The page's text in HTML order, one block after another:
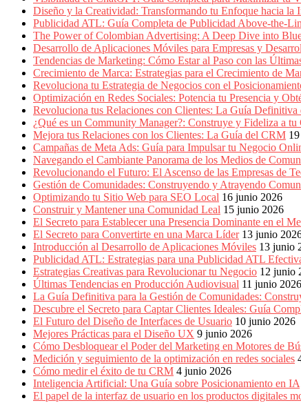
Artículos,
Gente,
Contenidos
Calidad,
Eventos
Marketing,
Mercadotecnia,
Eventos
Publicitarios,
Colecciónes,
Marcas,
Insigns,
Radio,
Creatividad,
SEO,
SEM,
Free
Press,
RRPP,
Spots,
Comerciales,
Periodismo,
Revistas,
Magazines
ATL,
BTL,
Periódicos
Diseño y la Creatividad: Transformando tu Enfoque hacia la
Publicidad ATL: Guía Completa de Publicidad Above-the-
The Power of Colombian Advertising: A Deep Dive into
Desarrollo de Aplicaciones Móviles para Empresas y
Tendencias de Marketing: Cómo Estar al Paso con las
Crecimiento de Marca: Estrategias para el Crecimiento de
Revoluciona tu Estrategia de Negocios con el
Optimización en Redes Sociales: Potencia tu Presencia y
Revoluciona tus Relaciones con Clientes: La Guía
¿Qué es un Community Manager?: Construye y Fideliza a
Mejora tus Relaciones con los Clientes: La Guía del CRM
Campañas de Meta Ads: Guía para Impulsar tu Negocio
Navegando el Cambiante Panorama de los Medios de
Revolucionando el Futuro: El Ascenso de las Empresas de
Gestión de Comunidades: Construyendo y Atrayendo
Optimizando tu Sitio Web para SEO Local 16 junio 2026
Construir y Mantener una Comunidad Leal 15 junio 2026
El Secreto para Establecer una Presencia Dominante en el
El Secreto para Convertirte en una Marca Líder 13 junio
Introducción al Desarrollo de Aplicaciones Móviles 13 junio
Publicidad ATL: Estrategias para una Publicidad ATL
Estrategias Creativas para Revolucionar tu Negocio 12 junio
Últimas Tendencias en Producción Audiovisual 11 junio 2026
La Guía Definitiva para la Gestión de Comunidades:
Descubre el Secreto para Captar Clientes Ideales: Guía
El Futuro del Diseño de Interfaces de Usuario 10 junio 2026
Mejores Prácticas para el Diseño UX 9 junio 2026
Cómo Desbloquear el Poder del Marketing en Motores de
Medición y seguimiento de la optimización en redes sociales
Cómo medir el éxito de tu CRM 4 junio 2026
Inteligencia Artificial: Una Guía sobre Posicionamiento en IA
El papel de la interfaz de usuario en los productos digitales